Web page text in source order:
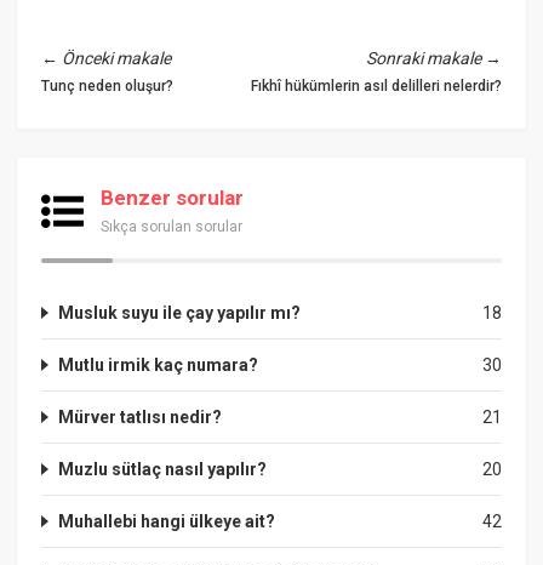
← Önceki makale
Tunç neden oluşur?
Sonraki makale→
Fıkhî hükümlerin asıl delilleri nelerdir?
Benzer sorular
Sıkça sorulan sorular
18
Musluk suyu ile çay yapılır mı?
30
Mutlu irmik kaç numara?
21
Mürver tatlısı nedir?
20
Muzlu sütlaç nasıl yapılır?
42
Muhallebi hangi ülkeye ait?